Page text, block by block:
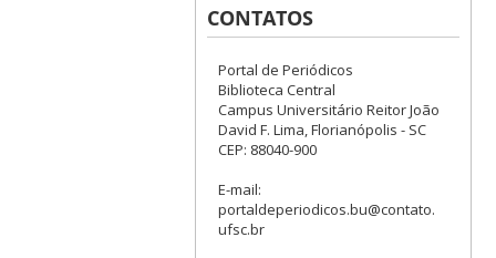
CONTATOS
Portal de Periódicos
Biblioteca Central
Campus Universitário Reitor João
David F. Lima, Florianópolis - SC
CEP: 88040-900
E-mail:
portaldeperiodicos.bu@contato.
ufsc.br